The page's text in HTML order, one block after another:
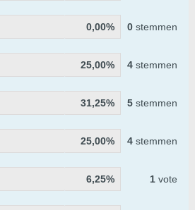
0,00%
0 stemmen
25,00%
4 stemmen
31,25%
5 stemmen
25,00%
4 stemmen
6,25%
1 vote